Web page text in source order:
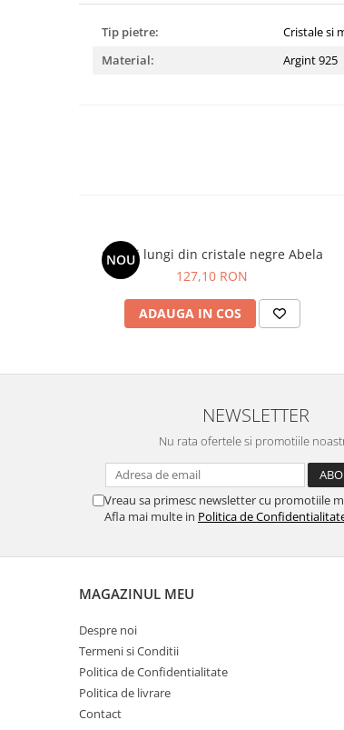
Tip pietre:
Cristale si
Material:
Argint 925
NOU
Cercei lungi din cristale negre Abela
127,10 RON
ADAUGA IN COS
NEWSLETTER
Nu rata ofertele si promotiile
Vreau sa primesc newsletter cu promotiile
Afla mai multe in Politica de
MAGAZINUL MEU
Despre noi
Termeni si Conditii
Politica de Confidentialitate
Politica de livrare
Contact